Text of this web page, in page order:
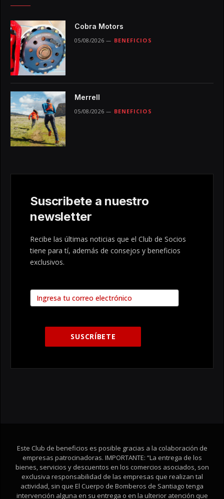
Cobra Motors
05/08/2026 BENEFICIOS
Merrell
05/08/2026 BENEFICIOS
Suscribete a nuestro
newsletter
Recibe las últimas noticias que el Club de Socios
tiene para tí, además de consejos y beneficios
exclusivos.
Este Club de beneficios es posible gracias a la colaboración de
empresas patrocinadoras. IMPORTANTE: “La entrega de los
bienes, servicios y descuentos en los comercios asociados, son
exclusiva responsabilidad de las empresas que realizan tal
actividad, sin que El Cuerpo de Bomberos de Santiago tenga
intervención alguna en su entrega o en la ulterior atención que